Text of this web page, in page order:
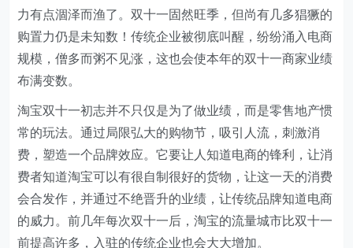
力有点涸泽而渔了。双十一固然旺季，但尚有几多猖獗的
购置力仍是未知数！传统企业被彻底叫醒，纷纷涌入电商
规模，僧多而粥不见涨，这也会使本年的双十一商家业绩
布满变数。
淘宝双十一初志并不只仅是为了做业绩，而是零售地产惯
常的玩法。通过局限弘大的购物节，吸引人流，刺激消
费，塑造一个品牌效应。它要让人知道电商的锋利，让消
费者知道淘宝可以有很自制很好的货物，让这一天的消费
会合发作，并通过不绝晋升的业绩，让传统品牌知道电商
的威力。前几年每次双十一后，淘宝的流量城市比双十一
前提高许多，入驻的传统企业也会大大增加。